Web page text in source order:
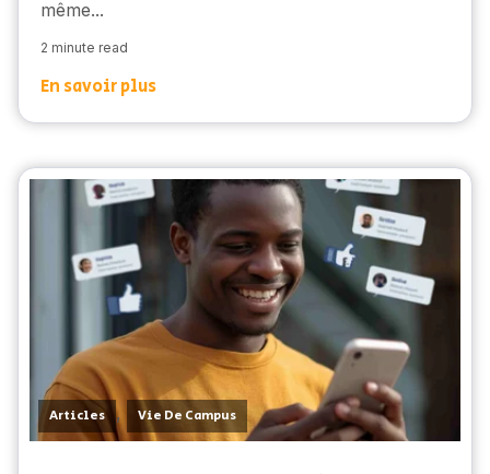
même...
2 minute read
En savoir plus
Articles , Vie De Campus